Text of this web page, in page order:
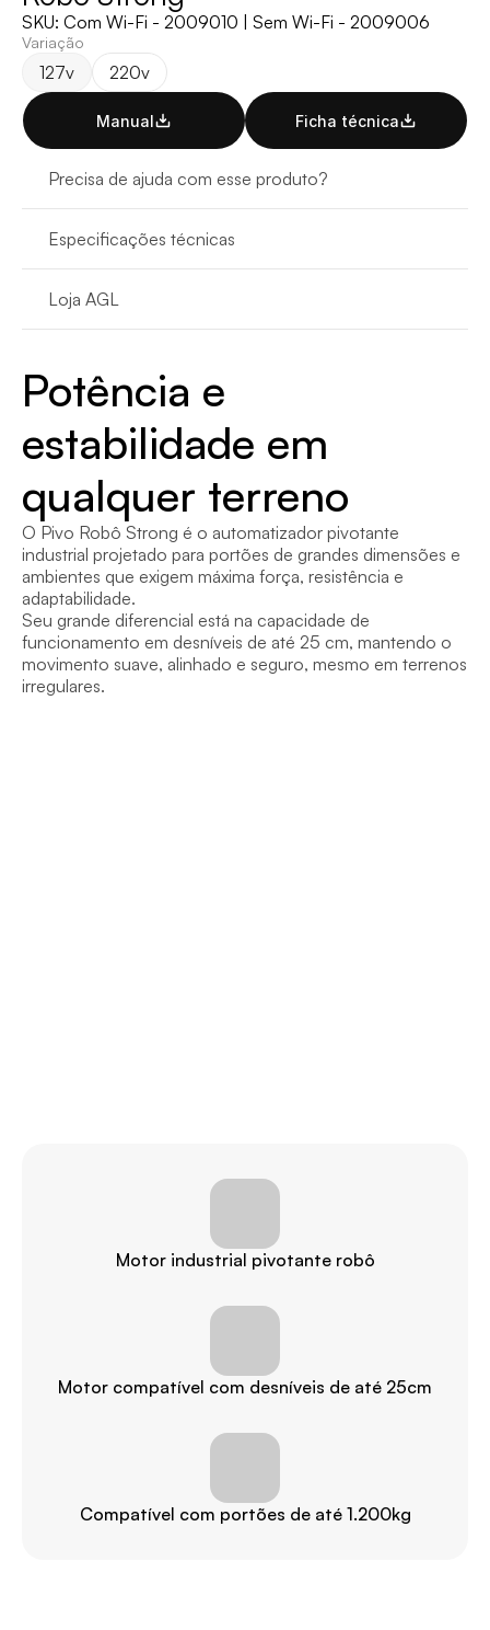
SKU: Com Wi-Fi - 2009010 | Sem Wi-Fi - 2009006
Variação
127v 220v
Manual Ficha técnica
Precisa de ajuda com esse produto?
Especificações técnicas
Loja AGL
Motor industrial pivotante robô
Motor compatível com desníveis de até 25cm
Compatível com portões de até 1.200kg
Potência e
estabilidade em
qualquer terreno
O Pivo Robô Strong é o automatizador pivotante
industrial projetado para portões de grandes dimensões e
ambientes que exigem máxima força, resistência e
adaptabilidade.
Seu grande diferencial está na capacidade de
funcionamento em desníveis de até 25 cm, mantendo o
movimento suave, alinhado e seguro, mesmo em terrenos
irregulares.